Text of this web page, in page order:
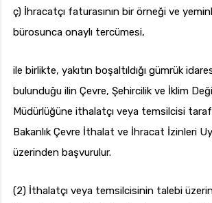
ç) İhracatçı faturasının bir örneği ve
bürosunca onaylı tercümesi,
ile birlikte, yakıtın boşaltıldığı gümrük
bulunduğu ilin Çevre, Şehircilik ve İklim
Müdürlüğüne ithalatçı veya temsilcisi
Bakanlık Çevre İthalat ve İhracat İzinleri
üzerinden başvurulur.
(2) İthalatçı veya temsilcisinin talebi